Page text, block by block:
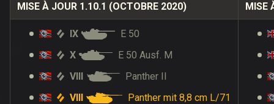
MISE À JOUR 1.10.1 (OCTOBRE 2020) MISE
IX
E 50
X
E 50 Ausf. M
VIII
Panther II
VIII
Panther mit 8,8 cm L/71